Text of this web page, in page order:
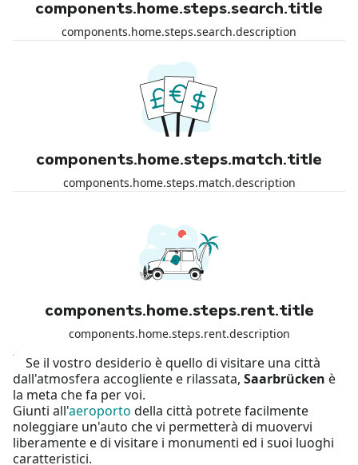
components.home.steps.search.title
components.home.steps.search.description
components.home.steps.match.title
components.home.steps.match.description
components.home.steps.rent.title
components.home.steps.rent.description
Se il vostro desiderio è quello di visitare una città
dall'atmosfera accogliente e rilassata, Saarbrücken è
la meta che fa per voi.
Giunti all'aeroporto della città potrete facilmente
noleggiare un'auto che vi permetterà di muovervi
liberamente e di visitare i monumenti ed i suoi luoghi
caratteristici.